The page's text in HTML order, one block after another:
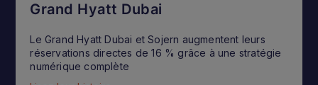
Grand Hyatt Dubai
Le Grand Hyatt Dubai et Sojern augmentent leurs
réservations directes de 16 % grâce à une stratégie
numérique complète